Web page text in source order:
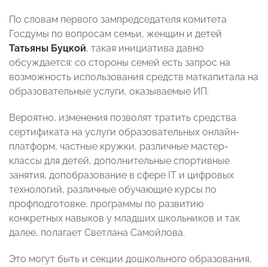
По словам первого зампредседателя комитета
Госдумы по вопросам семьи, женщин и детей
Татьяны Буцкой, такая инициатива давно
обсуждается: со стороны семей есть запрос на
возможность использования средств маткапитала на
образовательные услуги, оказываемые ИП.
Вероятно, изменения позволят тратить средства
сертификата на услуги образовательных онлайн-
платформ, частные кружки, различные мастер-
классы для детей, дополнительные спортивные
занятия, допобразование в сфере IТ и цифровых
технологий, различные обучающие курсы по
профподготовке, программы по развитию
конкретных навыков у младших школьников и так
далее, полагает Светлана Самойлова.
Это могут быть и секции дошкольного образования,